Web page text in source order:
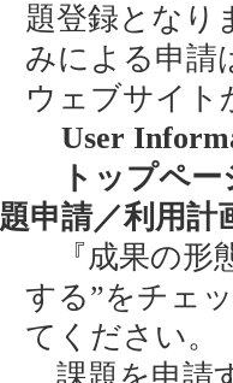
題登録となり
みによる申請
ウェブサイト
User
トップペ
題申請／利用計
『成果の形
する”をチェ
てください。